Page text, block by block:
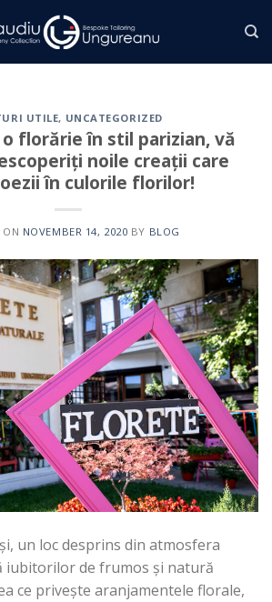
UTILE, UNCATEGORIZED
florărie în stil parizian, vă
noile creații care
în culorile florilor!
ON NOVEMBER 14, 2020 BY BLOG
un loc desprins din atmosfera
iubitorilor de frumos și natură
ce privește aranjamentele florale,